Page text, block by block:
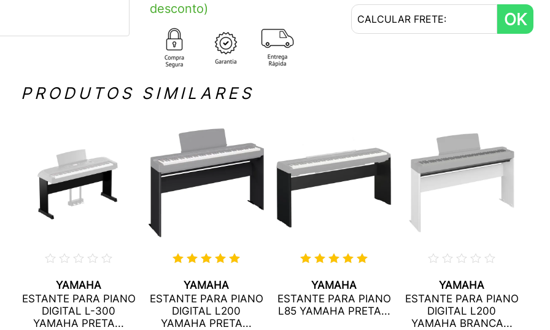
desconto)
OK
PRODUTOS SIMILARES
YAMAHA
KIT PIANO YAMAHA P145 + ACESSÓRIOS +
ESTANTE
YAMAHA
KIT PIANO YAMAHA P145BT (BLUETOOTH) +
BANQUETA + ESTANTE
YAMAHA
ESTANTE PARA PIANO
DIGITAL L-300
YAMAHA PRETA...
YAMAHA
ESTANTE PARA PIANO
DIGITAL L200
YAMAHA PRETA...
YAMAHA
ESTANTE PARA PIANO
L85 YAMAHA PRETA...
YAMAHA
ESTANTE PARA PIANO
DIGITAL L200
YAMAHA BRANCA...